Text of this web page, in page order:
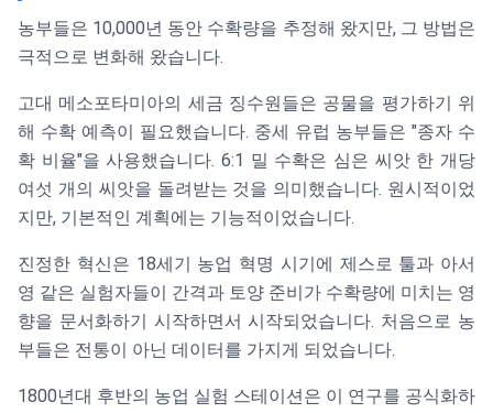
농부들은 10,000년 동안 수확량을 추정해 왔지만, 그 방법은
극적으로 변화해 왔습니다.
고대 메소포타미아의 세금 징수원들은 공물을 평가하기 위
해 수확 예측이 필요했습니다. 중세 유럽 농부들은 "종자 수
확 비율"을 사용했습니다. 6:1 밀 수확은 심은 씨앗 한 개당
여섯 개의 씨앗을 돌려받는 것을 의미했습니다. 원시적이었
지만, 기본적인 계획에는 기능적이었습니다.
진정한 혁신은 18세기 농업 혁명 시기에 제스로 툴과 아서
영 같은 실험자들이 간격과 토양 준비가 수확량에 미치는 영
향을 문서화하기 시작하면서 시작되었습니다. 처음으로 농
부들은 전통이 아닌 데이터를 가지게 되었습니다.
1800년대 후반의 농업 실험 스테이션은 이 연구를 공식화하